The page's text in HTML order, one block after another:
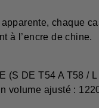
chaque
à l’encre de chine.
(S DE T54 A T58 /
volume ajusté :